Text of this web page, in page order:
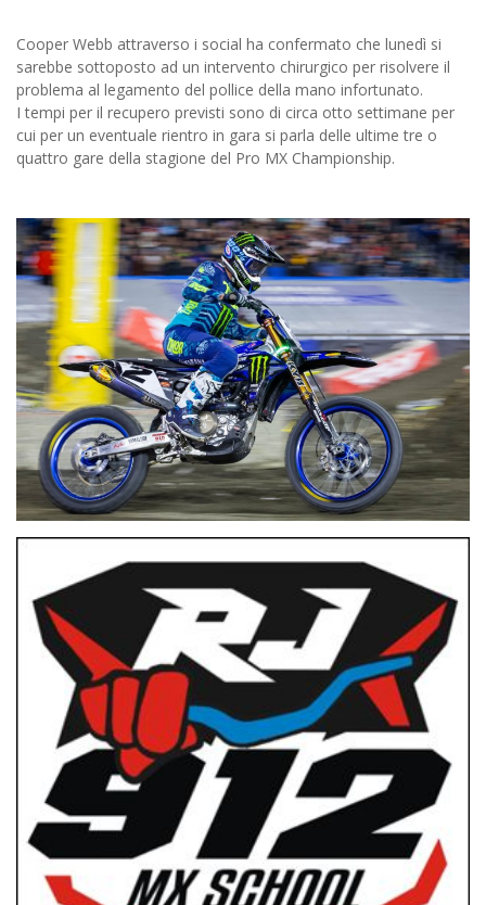
Cooper Webb attraverso i social ha confermato che lunedì si
sarebbe sottoposto ad un intervento chirurgico per risolvere il
problema al legamento del pollice della mano infortunato.
I tempi per il recupero previsti sono di circa otto settimane per
cui per un eventuale rientro in gara si parla delle ultime tre o
quattro gare della stagione del Pro MX Championship.